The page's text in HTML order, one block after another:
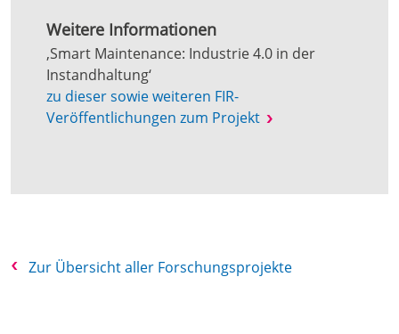
Weitere Informationen
‚Smart Maintenance: Industrie 4.0 in der
Instandhaltung‘
zu dieser sowie weiteren FIR-
Veröffentlichungen zum Projekt
Zur Übersicht aller Forschungsprojekte